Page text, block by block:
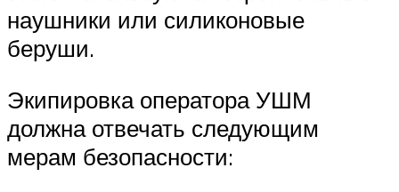
наушники или силиконовые
беруши.
Экипировка оператора УШМ
должна отвечать следующим
мерам безопасности: